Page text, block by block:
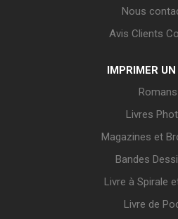
Nous
Avis Clients
IMPRIMER
Romans
Livres
Magazines et
Bandes
Livre à Spirale
Livre de